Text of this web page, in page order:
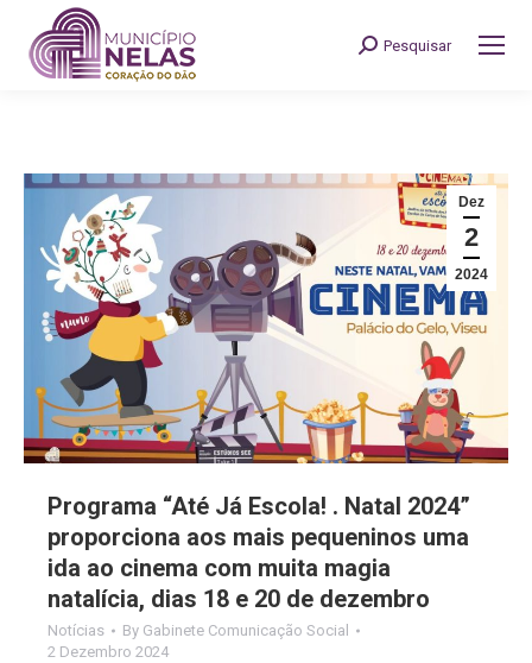
Search:
Pesquisar
Dez
2
2024
Programa “Até Já Escola! . Natal 2024”
proporciona aos mais pequeninos uma
ida ao cinema com muita magia
natalícia, dias 18 e 20 de dezembro
Notícias By Gabinete Comunicação Social
2 Dezembro 2024